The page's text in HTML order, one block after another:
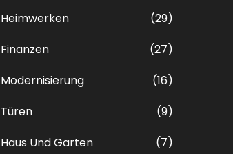
Heimwerken
(29)
Finanzen
(27)
Modernisierung
(16)
Türen
(9)
Haus Und Garten
(7)